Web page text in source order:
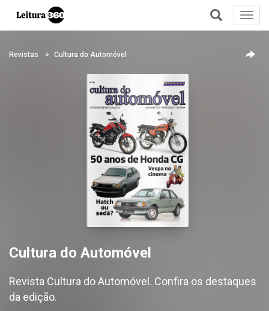
+
Revistas Cultura do Automóvel
Cultura do Automóvel
Revista Cultura do Automóvel. Confira os destaques
da edição.